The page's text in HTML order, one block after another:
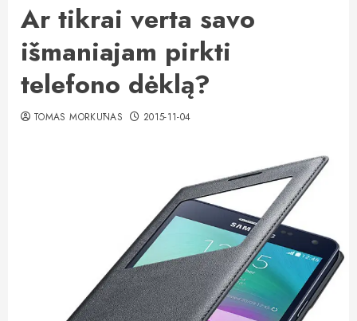
Ar tikrai verta savo
išmaniajam pirkti
telefono dėklą?
TOMAS MORKŪNAS 2015-11-04